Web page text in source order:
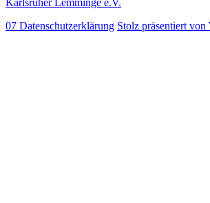
Karlsruher Lemminge e.V.
07 Datenschutzerklärung Stolz präsentiert von